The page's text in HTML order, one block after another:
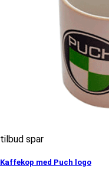
tilbud spar
Kaffekop med Puch logo